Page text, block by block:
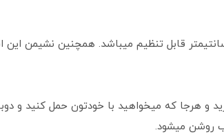
و هرجا که میخواهید با خودتون حمل کنید و